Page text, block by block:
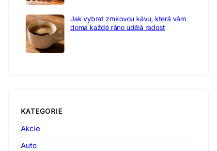
Jak vybrat zrnkovou kávu, která vám
doma každé ráno udělá radost
KATEGORIE
Akcie
Auto